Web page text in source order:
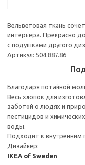
Вельветовая ткань
интерьера. Прекрасно
с подушками другого
Артикул: 504.887.86
Благодаря потайной
Весь хлопок для
заботой о людях и
пестицидов и
воды.
Подходит к внутренним
Дизайнер:
IKEA of Sweden